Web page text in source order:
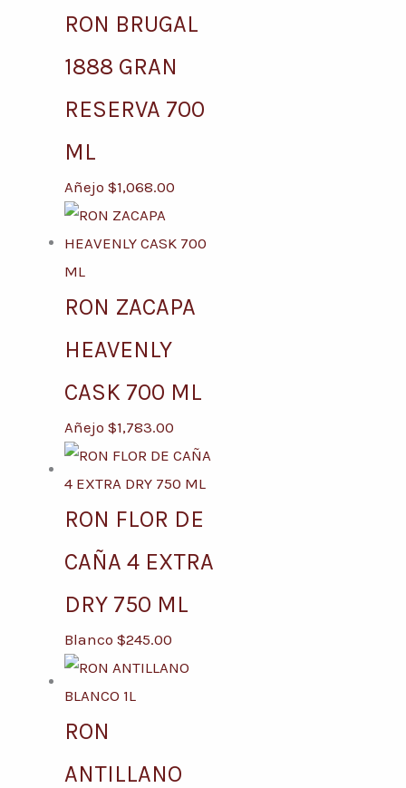
RON BRUGAL
1888 GRAN
RESERVA 700
ML
Añejo $1,068.00
RON ZACAPA
HEAVENLY
CASK 700 ML
Añejo $1,783.00
RON FLOR DE
CAÑA 4 EXTRA
DRY 750 ML
Blanco $245.00
RON
ANTILLANO